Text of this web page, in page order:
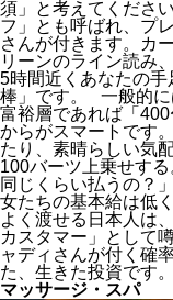
須」と考えてくださ
フ」とも呼ばれ、プ
さんが付きます。カ
リーンのライン読み
5時間近くあなたの
棒」です。 一般的に
富裕層であれば「400
からがスマートです
たり、素晴らしい気
100バーツ上乗せす
同じくらい払うの？
女たちの基本給は低
よく渡せる日本人は
カスタマー」として
ャディさんが付く確
た、生きた投資です
マッサージ・スパ